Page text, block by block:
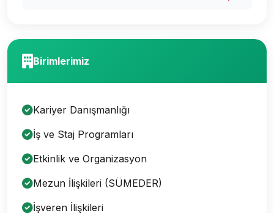
Birimlerimiz
Kariyer Danışmanlığı
İş ve Staj Programları
Etkinlik ve Organizasyon
Mezun İlişkileri (SÜMEDER)
İşveren İlişkileri